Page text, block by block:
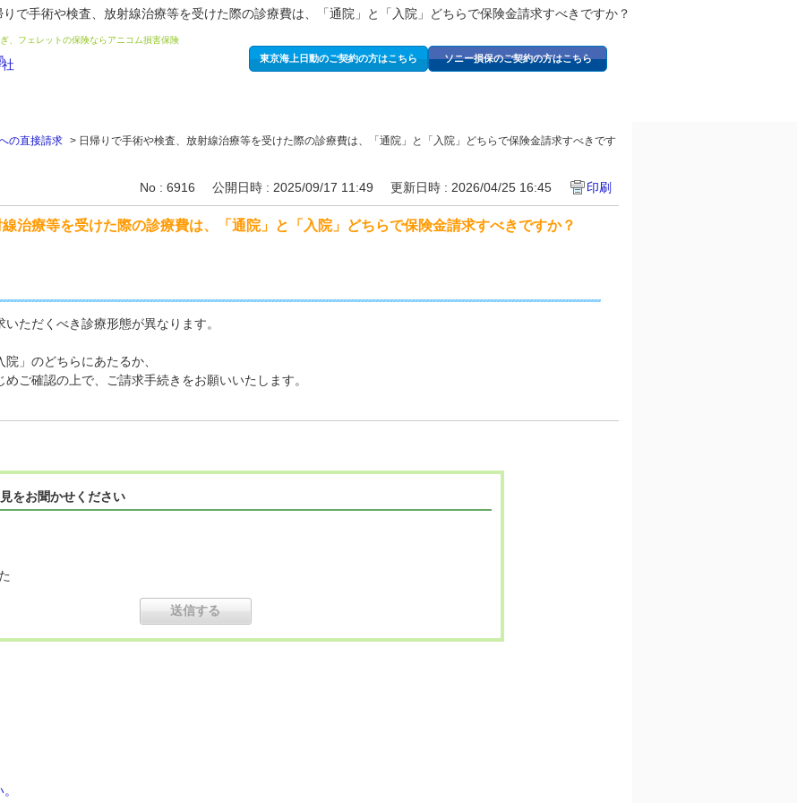
りで手術や検査、放射線治療等を受けた際の診療費は、「通院」と「入院」どちらで保険金請求すべきですか？
、フェレットの保険ならアニコム損害保険
東京海上日動のご契約の方はこちら ソニー損保のご契約の方はこちら
の直接請求 > 日帰りで手術や検査、放射線治療等を受けた際の診療費は、「通院」と「入院」どちらで保険金請求すべきです
No : 6916 公開日時 : 2025/09/17 11:49 更新日時 : 2026/04/25 16:45 印刷
治療等を受けた際の診療費は、「通院」と「入院」どちらで保険金請求すべきですか？
ただくべき診療形態が異なります。
」のどちらにあたるか、
ご確認の上で、ご請求手続きをお願いいたします。
をお聞かせください